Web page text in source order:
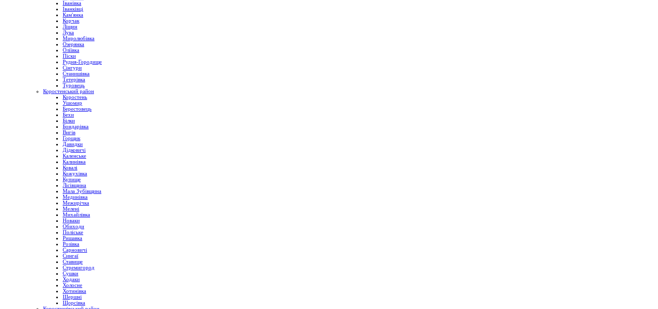
Іванівка
Іванківці
Кам'янка
Корчак
Ліщин
Лука
Миролюбівка
Озерянка
Оліївка
Піски
Рудня-Городище
Сінгури
Станишівка
Тетерівка
Туровець
Коростенський район
Коростень
Ушомир
Берестовець
Бехи
Білки
Бондарівка
Вигів
Горщик
Давидки
Дідковичі
Каленське
Калинівка
Ковалі
Кожухівка
Купище
Лісівщина
Мала Зубівщина
Мединівка
Межирічка
Мелені
Михайлівка
Новаки
Обиходи
Поліське
Ришавка
Розівка
Сарновичі
Сингаї
Ставище
Стремигород
Сушки
Ходаки
Холосне
Хотинівка
Шершні
Щорсівка